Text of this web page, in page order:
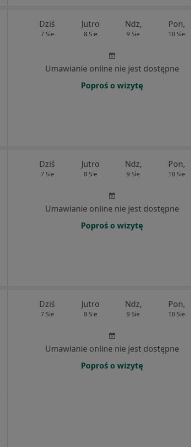
Dziś
7 Sie
Jutro
8 Sie
Ndz,
9 Sie
Pon,
10 Sie
Umawianie online nie jest dostępne
Poproś o wizytę
Dziś
7 Sie
Jutro
8 Sie
Ndz,
9 Sie
Pon,
10 Sie
Umawianie online nie jest dostępne
Poproś o wizytę
Dziś
7 Sie
Jutro
8 Sie
Ndz,
9 Sie
Pon,
10 Sie
Umawianie online nie jest dostępne
Poproś o wizytę